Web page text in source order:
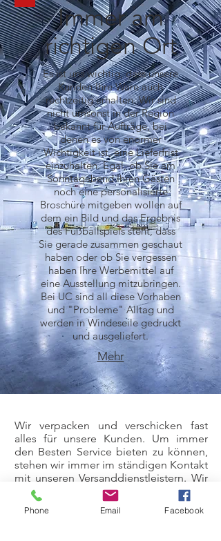
Immer am
richtigen Ort
Es ist uns wichtig, dass unsere
Kunden Ihre Ware auch
rechtzeitig erhalten. Wir sind
nicht umsonst in der Region
bekannt für Aufträge, bei
denen es von enormer
Wichtigkeit ist, eine Lieferfrist
einzuhalten. Egal, ob Sie am
Sonntagabend Ihren Gästen
noch eine personalisierte
Broschüre mitgeben wollen auf
dem ein Bild und das Ergebnis
des Fußballspiels steht, dass
Sie gerade zusammen geschaut
haben oder ob Sie vergessen
haben Ihre Werbemittel auf
eine Ausstellung mitzubringen.
Bei UC sind all diese Vorhaben
und "Probleme" Alltag und
werden in Windeseile gedruckt
und ausgeliefert.
Mehr
Wir verpacken und verschicken fast
alles für unsere Kunden. Um immer
den Besten Service bieten zu können,
stehen wir immer im ständigen Kontakt
mit unseren Versanddienstleistern. Wir
freuen uns auch Sie bald als unseren
Kunden begrüßen zu dürfen.
Phone Email Facebook